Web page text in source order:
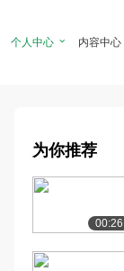
个人中心  内容中心
为你推荐
00:26